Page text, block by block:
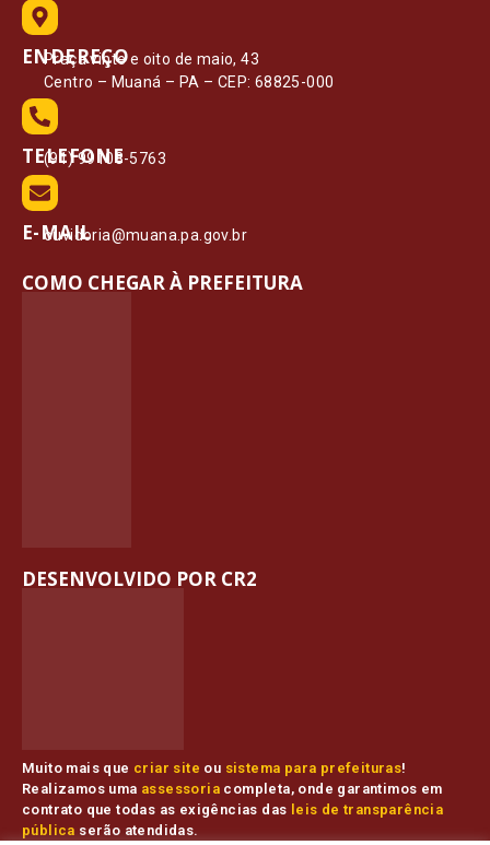
ENDEREÇO
Praça vinte e oito de maio, 43
Centro – Muaná – PA – CEP: 68825-000
TELEFONE
(91) 99108-5763
E-MAIL
ouvidoria@muana.pa.gov.br
COMO CHEGAR À PREFEITURA
Muito mais que criar site ou sistema para prefeituras!
Realizamos uma assessoria completa, onde garantimos em
contrato que todas as exigências das leis de transparência
pública serão atendidas.
DESENVOLVIDO POR CR2